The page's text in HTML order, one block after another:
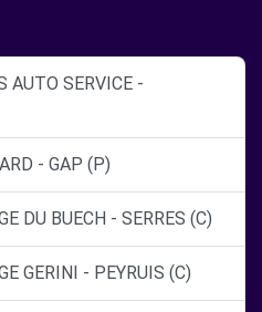
AUTO SERVICE -
- GAP (P)
DU BUECH - SERRES (C)
GERINI - PEYRUIS (C)